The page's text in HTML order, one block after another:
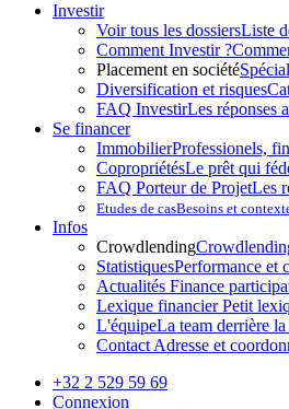
Investir
Voir tous les dossiersListe
Comment Investir ?
Placement en société
Diversification et risques
FAQ InvestirLes réponses
Se financer
ImmobilierProfessionels,
CopropriétésLe prêt qui
FAQ Porteur de ProjetLes
Etudes de casBesoins et
Infos
Crowdlending
StatistiquesPerformance et
Actualités Finance
Lexique financierPetit
L'équipeLa team derrière
Contact Adresse et
+32 2 529 59 69
Connexion